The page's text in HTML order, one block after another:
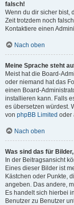
falsch!
Wenn du dir sicher bist,
Zeit trotzdem noch
Kontaktiere einen
Nach oben
Meine Sprache steht
Meist hat die Board-
oder niemand hat das
einen Board-
installieren kann. Falls
es übersetzen würdest.
von phpBB Limited oder
Nach oben
Was sind das für
In der Beitragsansicht
Eines dieser Bilder ist
Kästchen oder Punkte,
angeben. Das andere,
Es handelt sich hierbei
Benutzer zu Benutzer